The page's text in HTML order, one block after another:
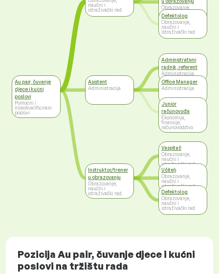
Au pair, čuvanje
djece i kućni
poslovi
Pomoćni i
niskokvalificirani
poslovi
naučni i
istraživački rad
Asistent
Administracija
Instruktor/trener
u obrazovanju
Obrazovanje,
naučni i
istraživački rad
Obrazovanje,
naučni i
istraživački rad
Defektolog
Obrazovanje,
naučni i
istraživački rad
Administrativni
radnik, referent
Administracija
Office Manager
Administracija
Junior
računovođa
Ekonomija,
finansije,
računovodstvo
Vaspitač
Obrazovanje,
naučni i
istraživački rad
Učitelj
Obrazovanje,
naučni i
istraživački rad
Defektolog
Obrazovanje,
naučni i
istraživački rad
Pozicija Au pair, čuvanje djece i kućni
poslovi na tržištu rada